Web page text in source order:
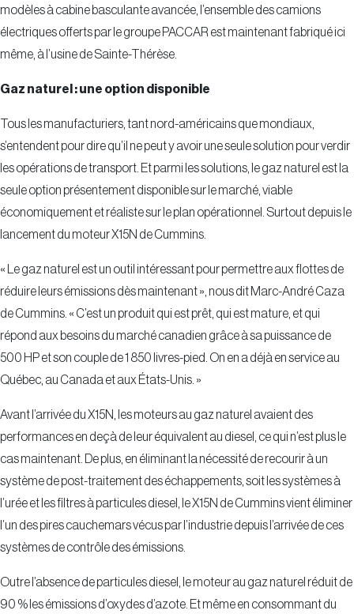
modèles à cabine basculante avancée, l’ensemble des camions
électriques offerts par le groupe PACCAR est maintenant fabriqué ici
même, à l’usine de Sainte-Thérèse.
Gaz naturel : une option disponible
Tous les manufacturiers, tant nord-américains que mondiaux,
s’entendent pour dire qu’il ne peut y avoir une seule solution pour verdir
les opérations de transport. Et parmi les solutions, le gaz naturel est la
seule option présentement disponible sur le marché, viable
économiquement et réaliste sur le plan opérationnel. Surtout depuis le
lancement du moteur X15N de Cummins.
« Le gaz naturel est un outil intéressant pour permettre aux flottes de
réduire leurs émissions dès maintenant », nous dit Marc-André Caza
de Cummins. « C’est un produit qui est prêt, qui est mature, et qui
répond aux besoins du marché canadien grâce à sa puissance de
500 HP et son couple de 1 850 livres-pied. On en a déjà en service au
Québec, au Canada et aux États-Unis. »
Avant l’arrivée du X15N, les moteurs au gaz naturel avaient des
performances en deçà de leur équivalent au diesel, ce qui n’est plus le
cas maintenant. De plus, en éliminant la nécessité de recourir à un
système de post-traitement des échappements, soit les systèmes à
l’urée et les filtres à particules diesel, le X15N de Cummins vient éliminer
l’un des pires cauchemars vécus par l’industrie depuis l’arrivée de ces
systèmes de contrôle des émissions.
Outre l’absence de particules diesel, le moteur au gaz naturel réduit de
90 % les émissions d’oxydes d’azote. Et même en consommant du